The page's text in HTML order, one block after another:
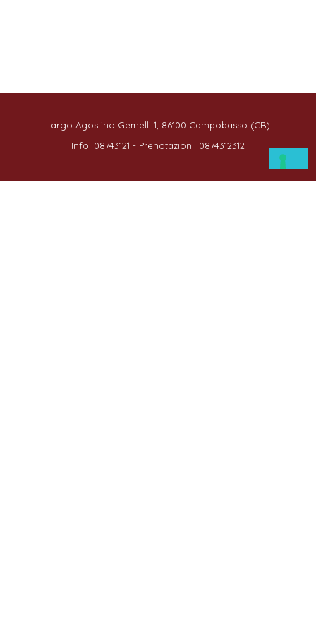
Largo Agostino Gemelli 1, 86100 Campobasso (CB)
Info: 08743121 - Prenotazioni: 0874312312